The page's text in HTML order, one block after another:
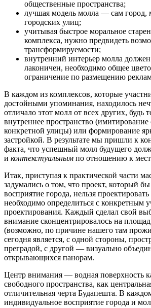
общественные пространства;
лучшая модель молла — сам город,
городских улиц;
учитывая быстрое моральное
комплекса, нужно предвидеть
трансформируемости;
внутренний интерьер молла
лаконичен, необходимо общее
ограничение по размещению
В каждом из комплексов, которые
достойными упоминания, находилось
отличало этот молл от всех других, будь
внутреннее пространство (имитирование
конкретной улицы) или формирование
застройкой. В результате мы пришли к
факта, что успешный молл будущего
и контекстуальным по отношению к
Итак, приступая к практической части
задумались о том, что проект, который
восприятие города, нельзя
необходимо определиться с конкретным
проектирования. Каждый сделал свой
внимание сконцентрировалось на
(возможно, по причине нашего там
сегодня является, с одной стороны,
преградой, с другой — визуально
открывающихся панорам.
Центр внимания — водная поверхность
свободного пространства, как
отличительная черта Будапешта. В
индивидуальное восприятие города и